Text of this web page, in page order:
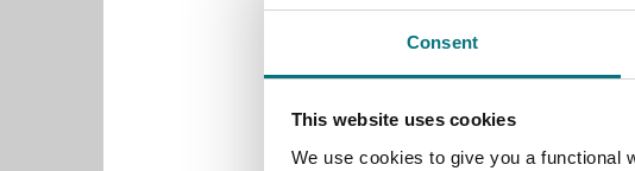
Consent
This website uses cookies
We use cookies to give you a functional